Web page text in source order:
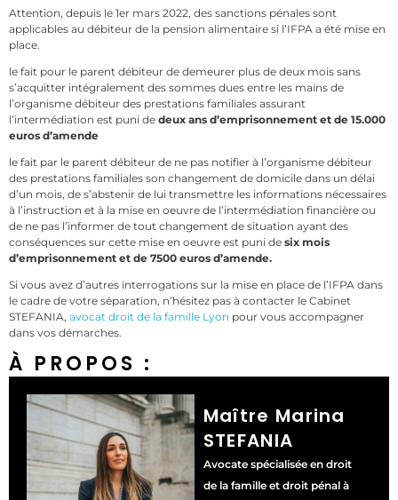
Attention, depuis le 1er mars 2022, des sanctions pénales sont
applicables au débiteur de la pension alimentaire si l’IFPA a été mise en
place.
le fait pour le parent débiteur de demeurer plus de deux mois sans
s’acquitter intégralement des sommes dues entre les mains de
l’organisme débiteur des prestations familiales assurant
l’intermédiation est puni de deux ans d’emprisonnement et de 15.000
euros d’amende
le fait par le parent débiteur de ne pas notifier à l’organisme débiteur
des prestations familiales son changement de domicile dans un délai
d’un mois, de s’abstenir de lui transmettre les informations nécessaires
à l’instruction et à la mise en oeuvre de l’intermédiation financière ou
de ne pas l’informer de tout changement de situation ayant des
conséquences sur cette mise en oeuvre est puni de six mois
d’emprisonnement et de 7500 euros d’amende.
Si vous avez d’autres interrogations sur la mise en place de l’IFPA dans
le cadre de votre séparation, n’hésitez pas à contacter le Cabinet
STEFANIA, avocat droit de la famille Lyon pour vous accompagner
dans vos démarches.
À PROPOS :
Maître Marina
STEFANIA
Avocate spécialisée en droit
de la famille et droit pénal à